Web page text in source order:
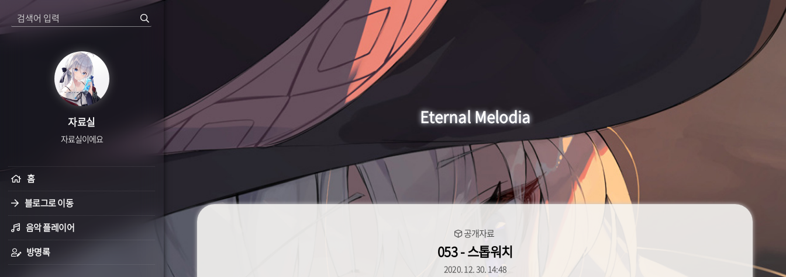
Eternal Melodia
공개자료
053 - 스톱워치
2020. 12. 30. 14:48
자료실
자료실이에요
홈
블로그로 이동
음악 플레이어
방명록
티스토리툴바